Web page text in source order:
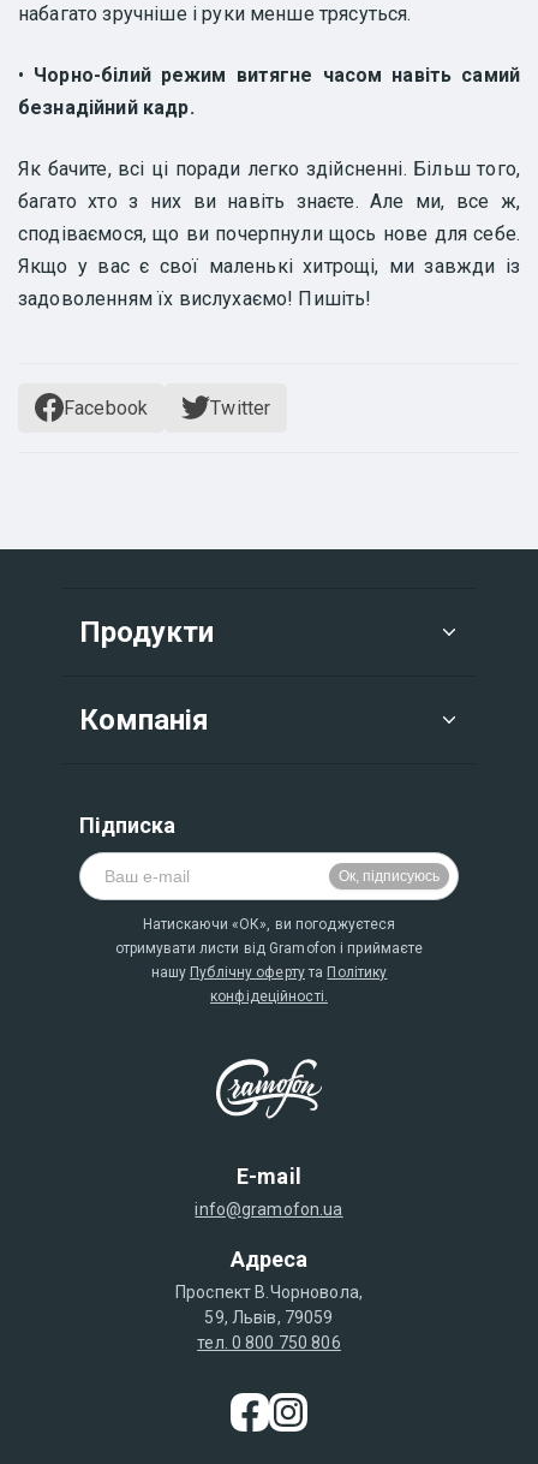
набагато зручніше і руки менше трясуться.
• Чорно-білий режим витягне часом навіть самий
безнадійний кадр.
Як бачите, всі ці поради легко здійсненні. Більш того,
багато хто з них ви навіть знаєте. Але ми, все ж,
сподіваємося, що ви почерпнули щось нове для себе.
Якщо у вас є свої маленькі хитрощі, ми завжди із
задоволенням їх вислухаємо! Пишіть!
Facebook Twitter
E-mail
info@gramofon.ua
Адреса
Проспект В.Чорновола,
59, Львів, 79059
тел. 0 800 750 806
Продукти
Компанія
Підписка
Натискаючи «ОК», ви погоджуєтеся
отримувати листи від Gramofon і приймаєте
нашу Публічну офертута Політику
конфідеційності.